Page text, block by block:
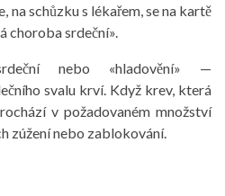
na schůzku s lékařem, se na kartě
choroba srdeční».
nebo «hladovění» —
svalu krví. Když krev, která
v požadovaném množství
zúžení nebo zablokování.